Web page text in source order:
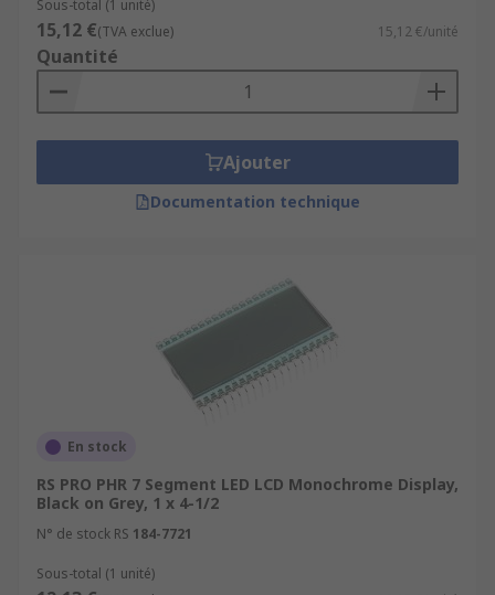
Sous-total (1 unité)
15,12 €(TVA exclue) 15,12 €/unité
Quantité
Ajouter
Documentation technique
En stock
RS PRO PHR 7 Segment LED LCD Monochrome Display,
Black on Grey, 1 x 4-1/2
N° de stock RS 184-7721
Sous-total (1 unité)